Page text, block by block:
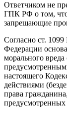
Ответчиком не
ГПК РФ о том, что
запрещающие
Согласно ст. 1099
Федерации
морального
настоящего
действиями
права
предусмотренных